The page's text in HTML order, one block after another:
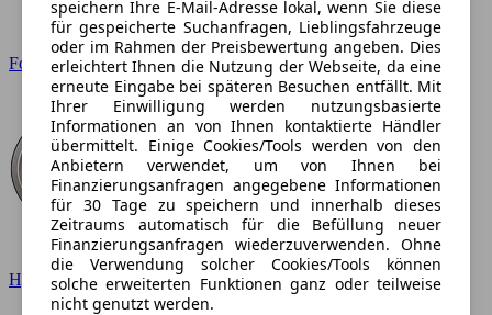
Ford
Hyundai
speichern Ihre E-Mail-Adresse lokal, wenn Sie diese
für gespeicherte Suchanfragen, Lieblingsfahrzeuge
oder im Rahmen der Preisbewertung angeben. Dies
erleichtert Ihnen die Nutzung der Webseite, da eine
erneute Eingabe bei späteren Besuchen entfällt. Mit
Ihrer Einwilligung werden nutzungsbasierte
Informationen an von Ihnen kontaktierte Händler
übermittelt. Einige Cookies/Tools werden von den
Anbietern verwendet, um von Ihnen bei
Finanzierungsanfragen angegebene Informationen
für 30 Tage zu speichern und innerhalb dieses
Zeitraums automatisch für die Befüllung neuer
Finanzierungsanfragen wiederzuverwenden. Ohne
die Verwendung solcher Cookies/Tools können
solche erweiterten Funktionen ganz oder teilweise
nicht genutzt werden.